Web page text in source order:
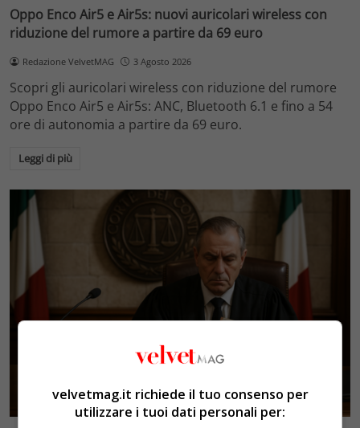
Oppo Enco Air5 e Air5s: nuovi auricolari wireless con
riduzione del rumore a partire da 69 euro
Redazione VelvetMAG 3 Agosto 2026
Scopri gli auricolari wireless con riduzione del rumore
Oppo Enco Air5 e Air5s: ANC, Bluetooth 6.1 e fino a 54
ore di autonomia a partire da 69 euro.
Leggi di più
Politicavelvetmag.it richiede il tuo consenso per
utilizzare i tuoi dati personali per: